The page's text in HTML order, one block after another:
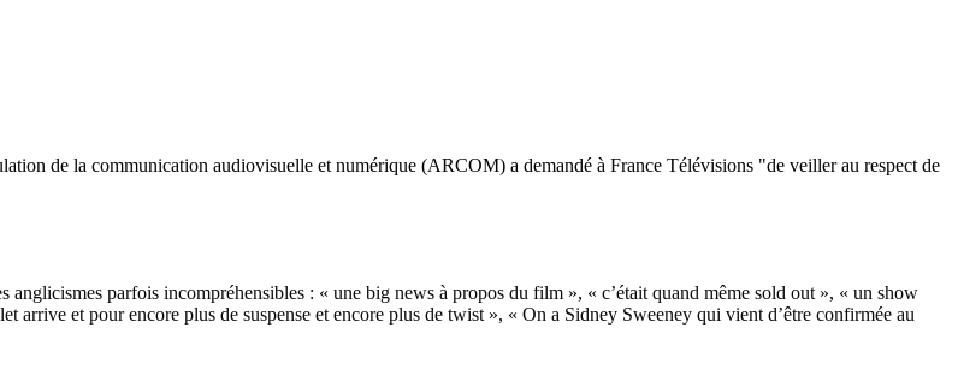
de la communication audiovisuelle et numérique (ARCOM) a demandé à France Télévisions "de veiller au respect de
parfois incompréhensibles : « une big news à propos du film », « c’était quand même sold out », « un show
et pour encore plus de suspense et encore plus de twist », « On a Sidney Sweeney qui vient d’être confirmée au